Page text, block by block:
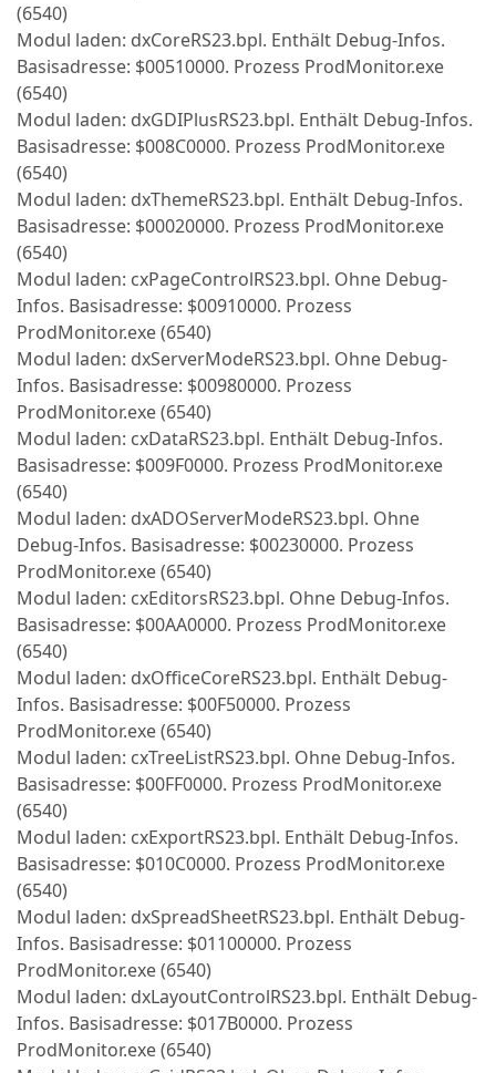
(6540)
Modul laden: dxCoreRS23.bpl. Enthält Debug-Infos.
Basisadresse: $00510000. Prozess ProdMonitor.exe
(6540)
Modul laden: dxGDIPlusRS23.bpl. Enthält Debug-Infos.
Basisadresse: $008C0000. Prozess ProdMonitor.exe
(6540)
Modul laden: dxThemeRS23.bpl. Enthält Debug-Infos.
Basisadresse: $00020000. Prozess ProdMonitor.exe
(6540)
Modul laden: cxPageControlRS23.bpl. Ohne Debug-
Infos. Basisadresse: $00910000. Prozess
ProdMonitor.exe (6540)
Modul laden: dxServerModeRS23.bpl. Ohne Debug-
Infos. Basisadresse: $00980000. Prozess
ProdMonitor.exe (6540)
Modul laden: cxDataRS23.bpl. Enthält Debug-Infos.
Basisadresse: $009F0000. Prozess ProdMonitor.exe
(6540)
Modul laden: dxADOServerModeRS23.bpl. Ohne
Debug-Infos. Basisadresse: $00230000. Prozess
ProdMonitor.exe (6540)
Modul laden: cxEditorsRS23.bpl. Ohne Debug-Infos.
Basisadresse: $00AA0000. Prozess ProdMonitor.exe
(6540)
Modul laden: dxOfficeCoreRS23.bpl. Enthält Debug-
Infos. Basisadresse: $00F50000. Prozess
ProdMonitor.exe (6540)
Modul laden: cxTreeListRS23.bpl. Ohne Debug-Infos.
Basisadresse: $00FF0000. Prozess ProdMonitor.exe
(6540)
Modul laden: cxExportRS23.bpl. Enthält Debug-Infos.
Basisadresse: $010C0000. Prozess ProdMonitor.exe
(6540)
Modul laden: dxSpreadSheetRS23.bpl. Enthält Debug-
Infos. Basisadresse: $01100000. Prozess
ProdMonitor.exe (6540)
Modul laden: dxLayoutControlRS23.bpl. Enthält Debug-
Infos. Basisadresse: $017B0000. Prozess
ProdMonitor.exe (6540)